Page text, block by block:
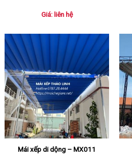
Giá: liên hệ
Mái xếp di dộng – MX011